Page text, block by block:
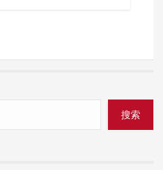
搜索